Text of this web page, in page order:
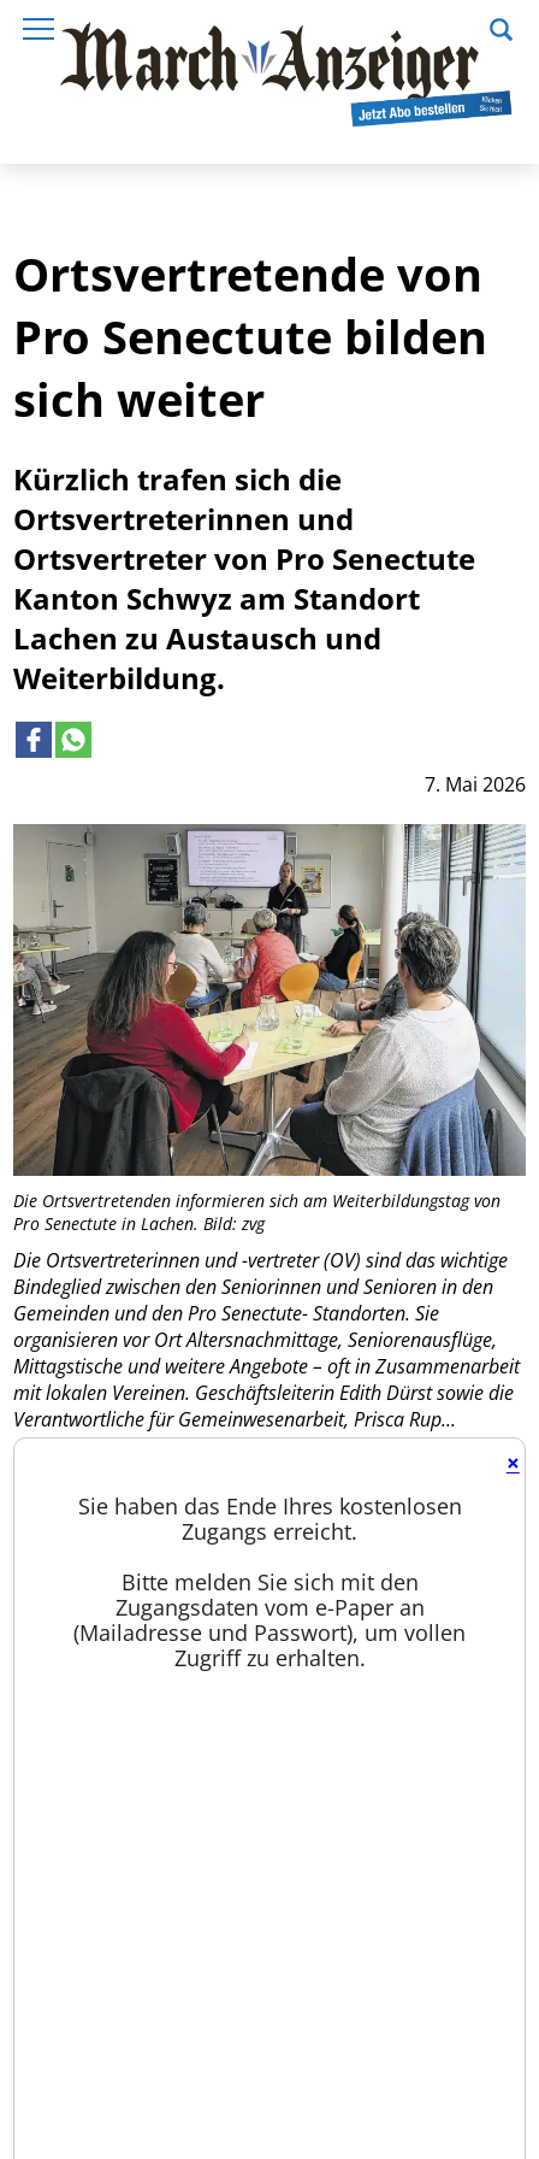
Die Ortsvertretenden informieren sich am Weiterbildungstag von
Pro Senectute in Lachen. Bild: zvg
7. Mai 2026
Ortsvertretende von
Pro Senectute bilden
sich weiter
Kürzlich trafen sich die
Ortsvertreterinnen und
Ortsvertreter von Pro Senectute
Kanton Schwyz am Standort
Lachen zu Austausch und
Weiterbildung.
Die Ortsvertreterinnen und -vertreter (OV) sind das wichtige
Bindeglied zwischen den Seniorinnen und Senioren in den
Gemeinden und den Pro Senectute- Standorten. Sie
organisieren vor Ort Altersnachmittage, Seniorenausflüge,
Mittagstische und weitere Angebote – oft in Zusammenarbeit
mit lokalen Vereinen. Geschäftsleiterin Edith Dürst sowie die
Verantwortliche für Gemeinwesenarbeit, Prisca Rup...
×
Sie haben das Ende Ihres kostenlosen
Zugangs erreicht.
Bitte melden Sie sich mit den
Zugangsdaten vom e-Paper an
(Mailadresse und Passwort), um vollen
Zugriff zu erhalten.